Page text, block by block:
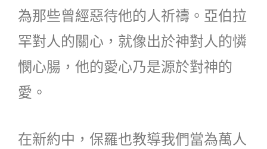
為那些曾經惡待他的人祈禱。亞伯拉
罕對人的關心，就像出於神對人的憐
憫心腸，他的愛心乃是源於對神的
愛。
在新約中，保羅也教導我們當為萬人